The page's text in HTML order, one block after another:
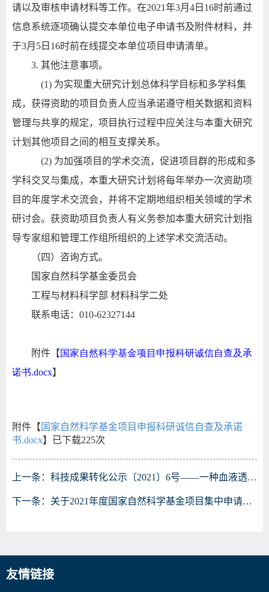
请以及审核申请材料等工作。在2021年3月 4 日 16时前通过
信息系统逐项确认提交本单位电子申请书及附件材料，并
于3月 5 日 16时前在线提交本单位项目申请清单。
3. 其他注意事项。
(1) 为实现重大研究计划总体科学目标和多学科集
成，获得资助的项目负责人应当承诺遵守相关数据和资料
管理与共享的规定，项目执行过程中应关注与本重大研究
计划其他项目之间的相互支撑关系。
(2) 为加强项目的学术交流，促进项目群的形成和多
学科交叉与集成，本重大研究计划将每年举办一次资助项
目的年度学术交流会，并将不定期地组织相关领域的学术
研讨会。获资助项目负责人有义务参加本重大研究计划指
导专家组和管理工作组所组织的上述学术交流活动。
（四）咨询方式。
国家自然科学基金委员会
工程与材料科学部 材料科学二处
联系电话： 010-62327144
附件【国家自然科学基金项目申报科研诚信自查及承
诺书.docx】
附件【 国家自然科学基金项目申报科研诚信自查及承诺
书.docx】已下载225次
上一条： 科技成果转化公示〔2021〕6号——一种血液透析器
下一条： 关于2021年度国家自然科学基金项目集中申请的通知
友情链接